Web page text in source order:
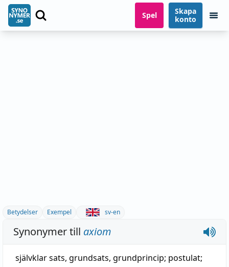
Spel
Skapa
konto
Betydelser Exempel sv-en
Synonymer till axiom
självklar sats, grundsats, grundprincip; postulat;